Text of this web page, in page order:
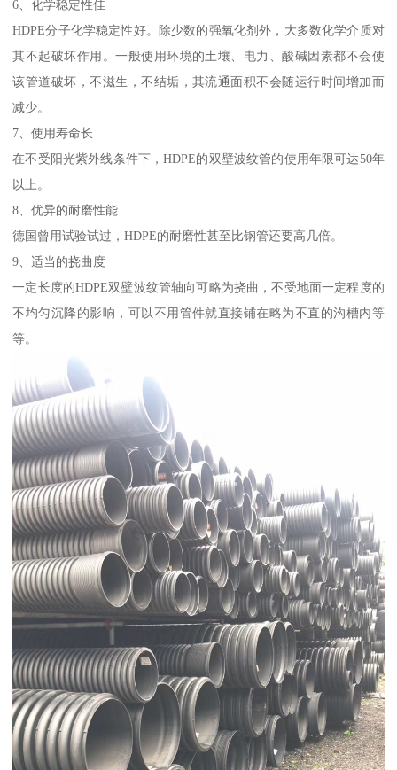
6、化学稳定性佳
HDPE分子化学稳定性好。除少数的强氧化剂外，大多数化学介质对
其不起破坏作用。一般使用环境的土壤、电力、酸碱因素都不会使
该管道破坏，不滋生，不结垢，其流通面积不会随运行时间增加而
减少。
7、使用寿命长
在不受阳光紫外线条件下，HDPE的双壁波纹管的使用年限可达50年
以上。
8、优异的耐磨性能
德国曾用试验试过，HDPE的耐磨性甚至比钢管还要高几倍。
9、适当的挠曲度
一定长度的HDPE双壁波纹管轴向可略为挠曲，不受地面一定程度的
不均匀沉降的影响，可以不用管件就直接铺在略为不直的沟槽内等
等。